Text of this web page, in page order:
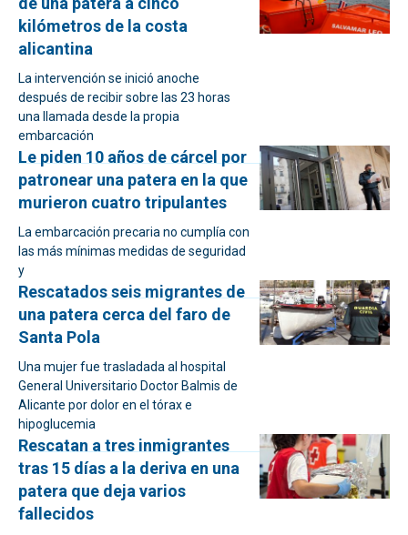
kilómetros de la costa
alicantina
La intervención se inició anoche
después de recibir sobre las 23 horas
una llamada desde la propia
embarcación
Le piden 10 años de cárcel por
patronear una patera en la que
murieron cuatro tripulantes
La embarcación precaria no cumplía con
las más mínimas medidas de seguridad
y
Rescatados seis migrantes de
una patera cerca del faro de
Santa Pola
Una mujer fue trasladada al hospital
General Universitario Doctor Balmis de
Alicante por dolor en el tórax e
hipoglucemia
Rescatan a tres inmigrantes
tras 15 días a la deriva en una
patera que deja varios
fallecidos